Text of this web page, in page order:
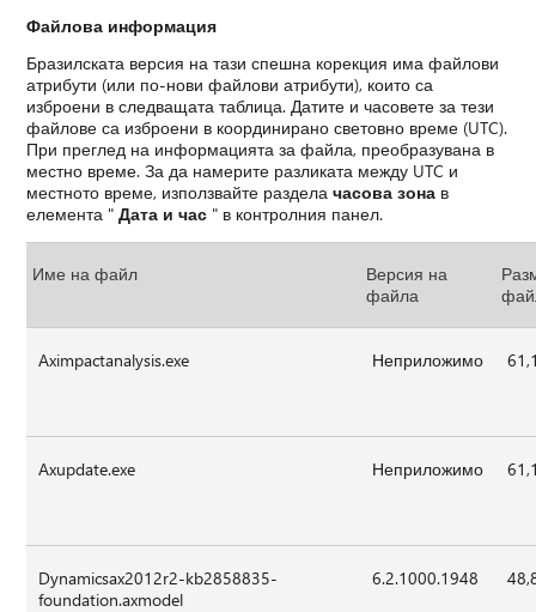
Файлова информация
Бразилската версия на тази спешна корекция има файлови
атрибути (или по-нови файлови атрибути), които са
изброени в следващата таблица. Датите и часовете за тези
файлове са изброени в координирано световно време (UTC).
При преглед на информацията за файла, преобразувана в
местно време. За да намерите разликата между UTC и
местното време, използвайте разделачасова зона в
елемента "Дата и час " в контролния панел.
Име на файл
Версия на
файла
Aximpactanalysis.exe Неприложимо
Axupdate.exe Неприложимо
Dynamicsax2012r2-kb2858835-
foundation.axmodel
6.2.1000.1948